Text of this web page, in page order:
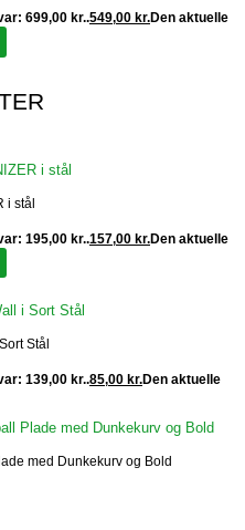
699,00 kr..549,00 kr.Den aktuelle
i stål
195,00 kr..157,00 kr.Den aktuelle
Stål
139,00 kr..85,00 kr.Den aktuelle
med Dunkekurv og Bold